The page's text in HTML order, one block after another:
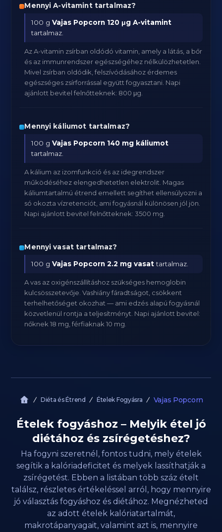
Mennyi A-vitamint tartalmaz?
100 gVajas Popcorn 120 μg A-vitamint
tartalmaz.
Az A-vitamin zsírban oldódó vitamin, amely a látás, a bőr
és az immunrendszer egészségéhez nélkülözhetetlen.
Mivel zsírban oldódik, felszívódásához érdemes
egészséges zsírforrással együtt fogyasztani. Napi
ajánlott bevitel felnőtteknek: 800 μg.
Mennyi káliumot tartalmaz?
100 gVajas Popcorn 140 mg káliumot
tartalmaz.
A kálium az izomfunkció és az idegrendszer
működéséhez elengedhetetlen elektrolit. Magas
káliumtartalmú étrend emellett segíthet ellensúlyozni a
só okozta vízretenciót, ami fogyásnál különösen jól jön.
Napi ajánlott bevitel felnőtteknek: 3500 mg.
Mennyi vasat tartalmaz?
100 gVajas Popcorn 2.2 mg vasattartalmaz.
A vas az oxigénszállításhoz szükséges hemoglobin
kulcsösszetevője. Vashiány fáradtságot, csökkent
terhelhetőséget okozhat — ami edzés alapú fogyásnál
közvetlenül rontja a teljesítményt. Napi ajánlott bevitel:
nőknek 18 mg, férfiaknak 10 mg.
Diéta és Étrend Ételek Fogyásra Vajas Popcorn
Ételek fogyáshoz – Melyik étel jó
diétához és zsírégetéshez?
Ha fogyni szeretnél, fontos tudni, mely ételek
segítik a kalóriadeficitet és melyek lassíthatják a
zsírégetést. Ebben a listában több száz ételt
találsz, részletes értékeléssel arról, hogy mennyire
jó választás fogyáshoz és diétához. Megnézheted
az adott ételek kalóriatartalmát,
makrotápanyagait, valamint azt is, mennyire